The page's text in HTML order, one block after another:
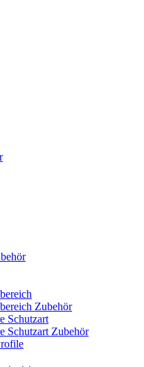
Zubehör
Schutzart
Schutzart Zubehör